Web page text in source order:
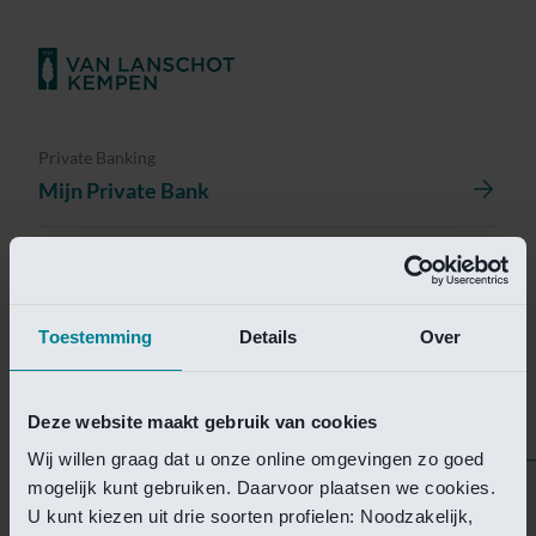
Toestemming Details Over
Deze website maakt gebruik van cookies
Wij willen graag dat u onze online omgevingen zo goed
mogelijk kunt gebruiken. Daarvoor plaatsen we cookies.
U kunt kiezen uit drie soorten profielen: Noodzakelijk,
Private Banking
Mijn Private Bank
Helaas is deze pagina